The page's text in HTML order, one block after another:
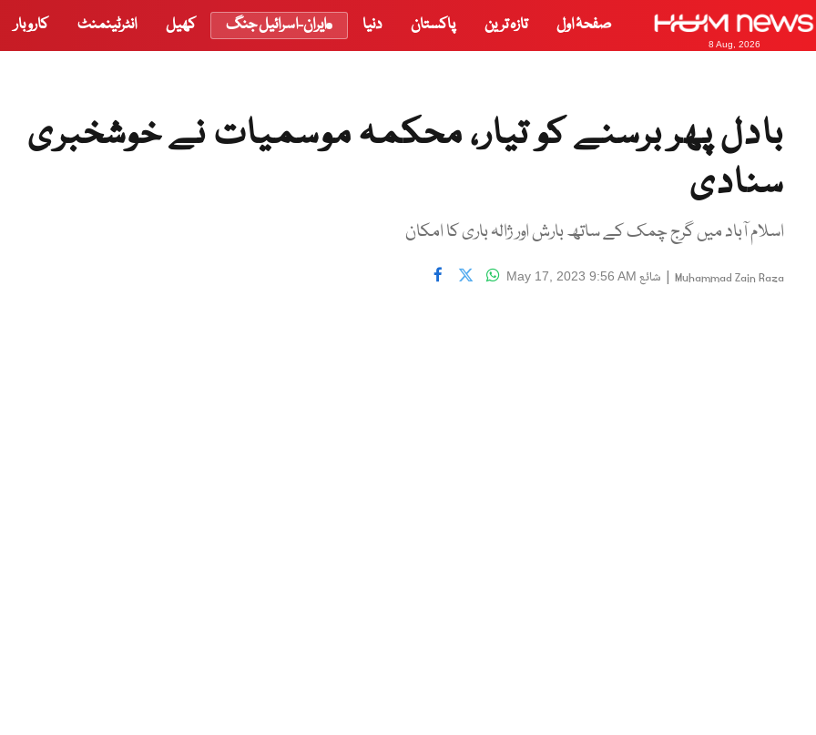
8 Aug, 2026
صفحۂ اول تازہ ترین پاکستان دنیا ایران-اسرائیل جنگ کھیل انٹرٹینمنٹ کاروبار
بادل پھر برسنے کو تیار، محکمہ موسمیات نے خوشخبری
سنادی
اسلام آباد میں گرج چمک کے ساتھ بارش اور ژالہ باری کا امکان
Muhammad Zain Raza
| شائع May 17, 2023 9:56 AM